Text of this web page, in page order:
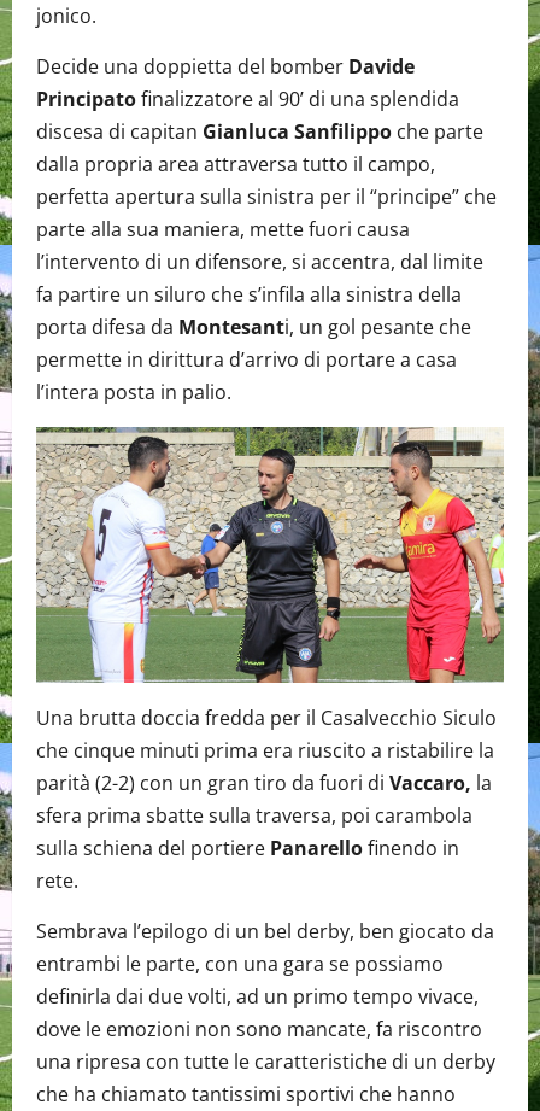
jonico.
Decide una doppietta del bomber Davide
Principatofinalizzatore al 90’ di una splendida
discesa di capitan Gianluca Sanfilippo che parte
dalla propria area attraversa tutto il campo,
perfetta apertura sulla sinistra per il “principe” che
parte alla sua maniera, mette fuori causa
l’intervento di un difensore, si accentra, dal limite
fa partire un siluro che s’infila alla sinistra della
porta difesa da Montesanti, un gol pesante che
permette in dirittura d’arrivo di portare a casa
l’intera posta in palio.
Una brutta doccia fredda per il Casalvecchio Siculo
che cinque minuti prima era riuscito a ristabilire la
parità (2-2) con un gran tiro da fuori di Vaccaro, la
sfera prima sbatte sulla traversa, poi carambola
sulla schiena del portiere Panarellofinendo in
rete.
Sembrava l’epilogo di un bel derby, ben giocato da
entrambi le parte, con una gara se possiamo
definirla dai due volti, ad un primo tempo vivace,
dove le emozioni non sono mancate, fa riscontro
una ripresa con tutte le caratteristiche di un derby
che ha chiamato tantissimi sportivi che hanno